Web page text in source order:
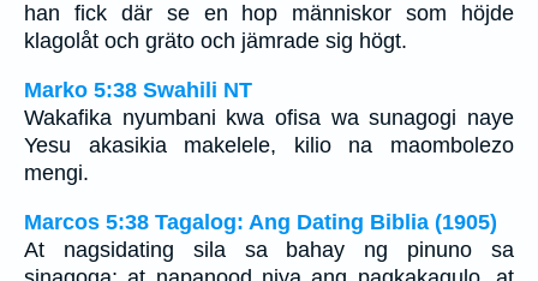
han fick där se en hop människor som höjde
klagolåt och gräto och jämrade sig högt.
Marko 5:38 Swahili NT
Wakafika nyumbani kwa ofisa wa sunagogi naye
Yesu akasikia makelele, kilio na maombolezo
mengi.
Marcos 5:38 Tagalog: Ang Dating Biblia (1905)
At nagsidating sila sa bahay ng pinuno sa